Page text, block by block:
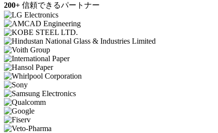
200+ 信頼できるパートナー